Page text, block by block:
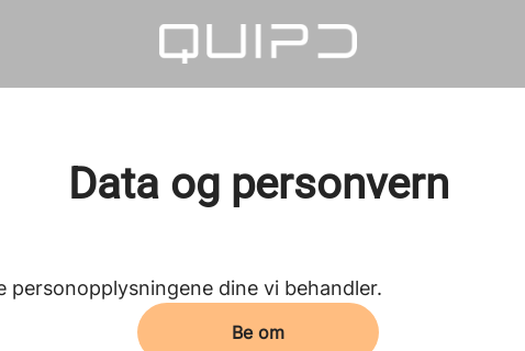
Data og personvern
dine vi behandler.
Be om